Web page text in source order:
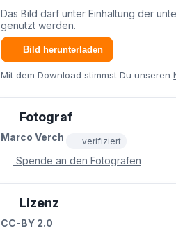
Das Bild darf unter Einhaltung der
genutzt werden.
Bild herunterladen
Mit dem Download stimmst Du unseren
Fotograf
Marco Verch verifiziert
Spende an den Fotografen
Lizenz
CC-BY 2.0